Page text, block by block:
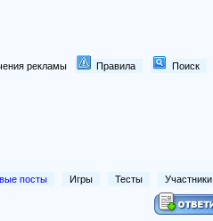
рекламы Правила Поиск
посты Игры Тесты Участники